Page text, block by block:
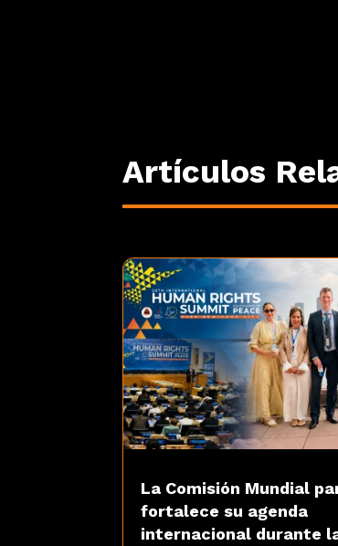
Artículos
La Comisión Mundial
fortalece su agenda
internacional durante